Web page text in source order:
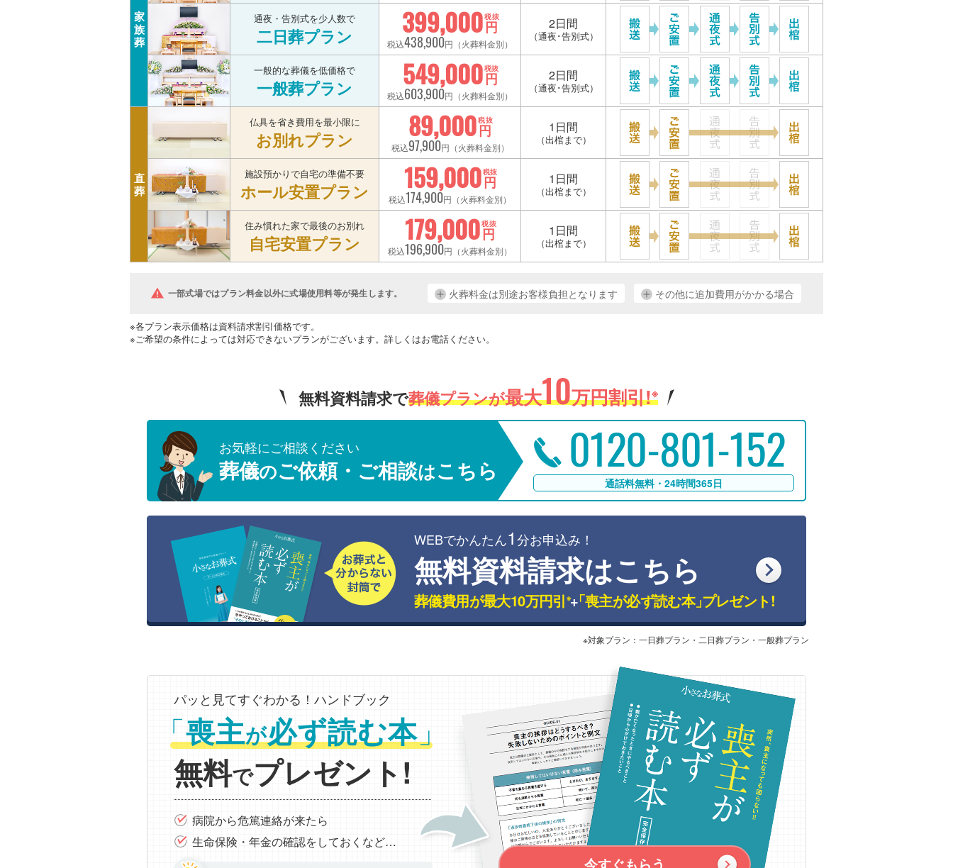
家
族
葬
通夜・告別式を少人数で
二日葬プラン 399,000円
税抜
税込438,900円（火葬料金別）
2日間
（通夜･告別式）
一般的な葬儀を低価格で
一般葬プラン 549,000円
税抜
税込603,900円（火葬料金別）
2日間
（通夜･告別式）
直
葬
仏具を省き費用を最小限に
お別れプラン 89,000円
税抜
税込97,900円（火葬料金別）
1日間
（出棺まで）
施設預かりで自宅の準備不要
ホール安置プラン 159,000円
税抜
税込174,900円（火葬料金別）
1日間
（出棺まで）
住み慣れた家で最後のお別れ
自宅安置プラン 179,000円
税抜
税込196,900円（火葬料金別）
1日間
（出棺まで）
一部式場ではプラン料金以外に式場使用料等が発生します。 火葬料金は別途お客様負担となります その他に追加費用がかかる場合
※各プラン表示価格は資料請求割引価格です。
※ご希望の条件によっては対応できないプランがございます。詳しくはお電話ください。
無料資料請求で葬儀プランが最大10万円割引!※
お気軽にご相談ください
葬儀のご依頼・ご相談はこちら 0120-801-152
通話料無料・24時間365日
WEBでかんたん1分お申込み！
無料資料請求はこちら
葬儀費用が最大10万円引 ※+
「喪主が必ず読む本」プレゼント!
※対象プラン：一日葬プラン・二日葬プラン・一般葬プラン
パッと見てすぐわかる！ハンドブック
「喪主が必ず読む本 」
無料でプレゼント!
病院から危篤連絡が来たら
生命保険・年金の確認をしておくなど…
今すぐもらう